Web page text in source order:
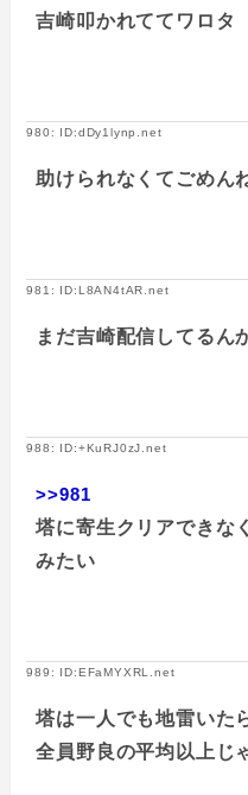
吉崎叩かれててワロタ
980: ID:dDy1lynp.net
助けられなくてごめん
981: ID:L8AN4tAR.net
まだ吉崎配信してるん
988: ID:+KuRJ0zJ.net
>>981
塔に寄生クリアできな
みたい
989: ID:EFaMYXRL.net
塔は一人でも地雷いた
全員野良の平均以上じ